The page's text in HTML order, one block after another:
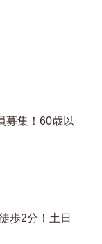
募集！60歳以
歩2分！土日